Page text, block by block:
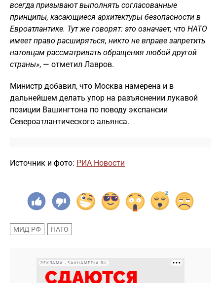
всегда призывают выполнять согласованные
принципы, касающиеся архитектуры безопасности в
Евроатлантике. Тут же говорят: это означает, что НАТО
имеет право расширяться, никто не вправе запретить
натовцам рассматривать обращения любой другой
страны», — отметил Лавров.
Министр добавил, что Москва намерена и в
дальнейшем делать упор на разъяснении лукавой
позиции Вашингтона по поводу экспансии
Североатлантического альянса.
Источник и фото: РИА Новости
МИД РФ НАТО
РЕКЛАМА • SAKHAMEDIA.RU